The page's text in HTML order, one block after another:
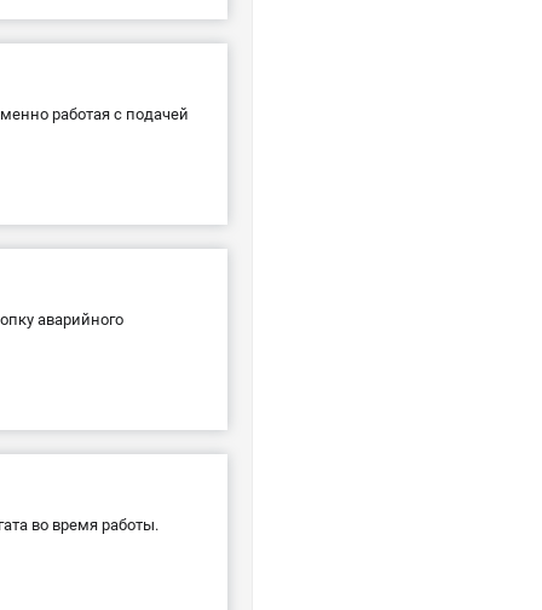
работая с подачей
аварийного
во время работы.